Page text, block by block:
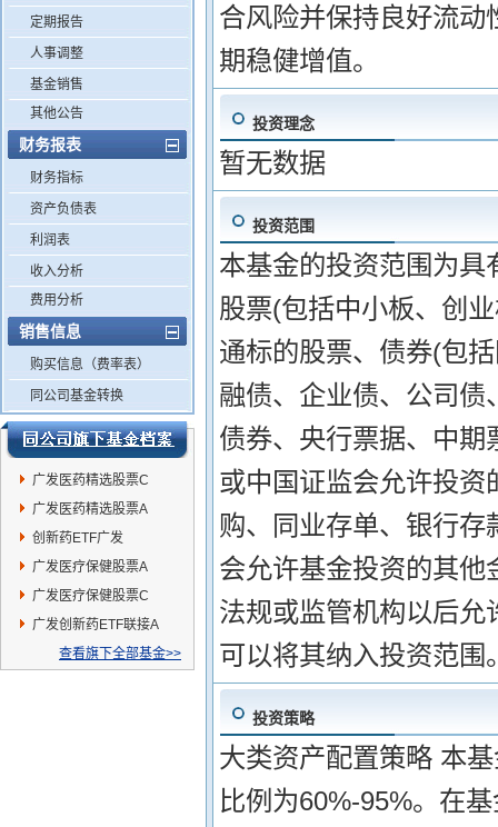
定期报告
人事调整
基金销售
其他公告
财务报表
财务指标
资产负债表
利润表
收入分析
费用分析
销售信息
购买信息（费率表）
同公司基金转换
广发医药精选股票C
广发医药精选股票A
创新药ETF广发
广发医疗保健股票A
广发医疗保健股票C
广发创新药ETF联接A
查看旗下全部基金>>
合风险并保持良好流
期稳健增值。
投资理念
暂无数据
投资范围
本基金的投资范围为
股票(包括中小板、创
通标的股票、债券(包
融债、企业债、公司
债券、央行票据、中
或中国证监会允许投
购、同业存单、银行
会允许基金投资的其
法规或监管机构以后
可以将其纳入投资范围
投资策略
大类资产配置策略 本
比例为60%-95%。在